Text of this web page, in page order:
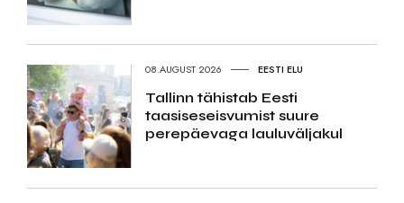
08.AUGUST 2026 EESTI ELU
Tallinn tähistab Eesti
taasiseseisvumist suure
perepäevaga lauluväljakul